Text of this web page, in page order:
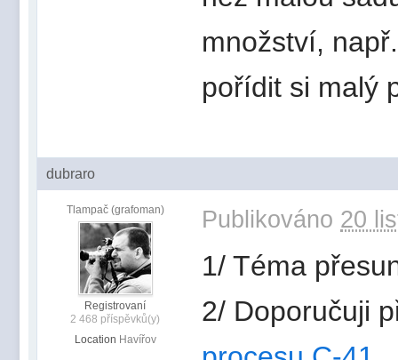
množství,
pořídit si malý
dubraro
Tlampač (grafoman)
Registrovaní
2 468 příspěvků(y)
Location Havířov
Publikováno 20
1/ Téma
2/ Doporučuji